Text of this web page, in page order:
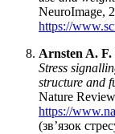
NeuroImage,
https://
Arnsten A. F.
Stress
structure and
Nature
https://
(зв’язок